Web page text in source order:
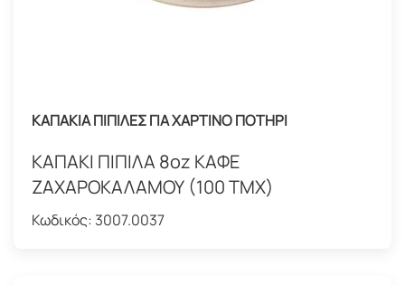
ΚΑΠΑΚΙΑ ΠΙΠΙΛΕΣ ΓΙΑ ΧΑΡΤΙΝΟ ΠΟΤΗΡΙ
ΚΑΠΑΚΙ ΠΙΠΙΛΑ 8oz ΚΑΦΕ
ΖΑΧΑΡΟΚΑΛΑΜΟΥ (100 ΤΜΧ)
Κωδικός: 3007.0037